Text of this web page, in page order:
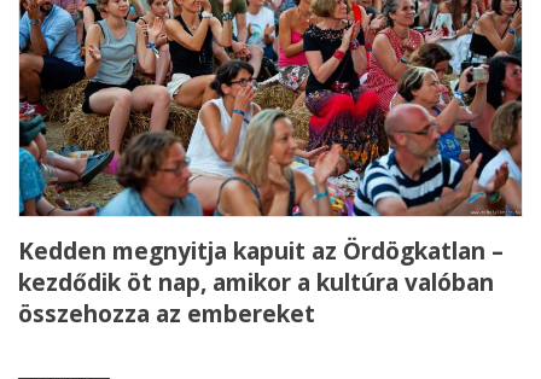
Kedden megnyitja kapuit az Ördögkatlan –
kezdődik öt nap, amikor a kultúra valóban
összehozza az embereket